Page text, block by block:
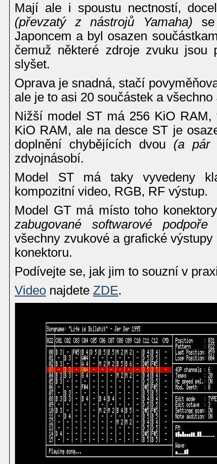
Mají ale i spoustu nectností,
(převzatý z nástrojů Yamaha)
Japoncem a byl osazen
čemuž některé zdroje zvuku jsou
slyšet.
Oprava je snadná, stačí
ale je to asi 20 součástek a všechno
Nižší model ST má 256 KiO
KiO RAM, ale na desce ST je
doplnění chybějících dvou (a pár
zdvojnásobí.
Model ST má taky vyvedeny
kompozitní video, RGB, RF výstup.
Model GT má místo toho
zabugované softwarové podpoře
všechny zvukové a grafické
konektoru.
Podívejte se, jak jim to souzní v
Video najdete ZDE.